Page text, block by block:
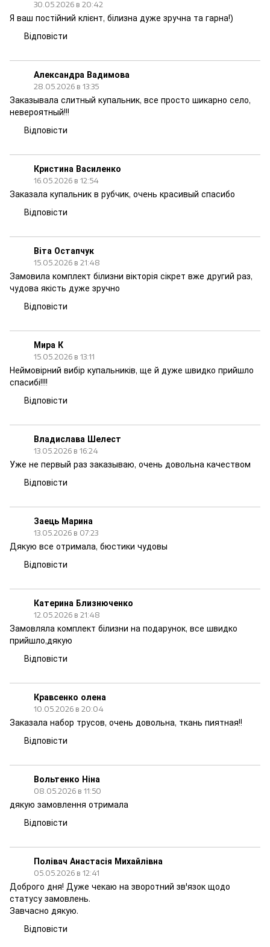
30.05.2026 в 20:42
Я ваш постійний клієнт, білизна дуже зручна та гарна!)
Відповісти
Александра Вадимова
28.05.2026 в 13:35
Заказывала слитный купальник, все просто шикарно село,
невероятный!!!
Відповісти
Кристина Василенко
16.05.2026 в 12:54
Заказала купальник в рубчик, очень красивый спасибо
Відповісти
Віта Остапчук
15.05.2026 в 21:48
Замовила комплект білизни вікторія сікрет вже другий раз,
чудова якість дуже зручно
Відповісти
Мира К
15.05.2026 в 13:11
Неймовірний вибір купальників, ще й дуже швидко прийшло
спасибі!!!!
Відповісти
Владислава Шелест
13.05.2026 в 16:24
Уже не первый раз заказываю, очень довольна качеством
Відповісти
Заець Марина
13.05.2026 в 07:23
Дякую все отримала, бюстики чудовы
Відповісти
Катерина Близнюченко
12.05.2026 в 21:48
Замовляла комплект білизни на подарунок, все швидко
прийшло,дякую
Відповісти
Кравсенко олена
10.05.2026 в 20:04
Заказала набор трусов, очень довольна, ткань пиятная!!
Відповісти
Вольтенко Ніна
08.05.2026 в 11:50
дякую замовлення отримала
Відповісти
Полівач Анастасія Михайлівна
05.05.2026 в 12:41
Доброго дня! Дуже чекаю на зворотний зв'язок щодо
статусу замовлень.
Завчасно дякую.
Відповісти